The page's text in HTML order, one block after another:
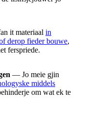
it materiaal in
derop fieder bouwe,
ferspriede.
— Jo meie gjin
middels
om wat ek te